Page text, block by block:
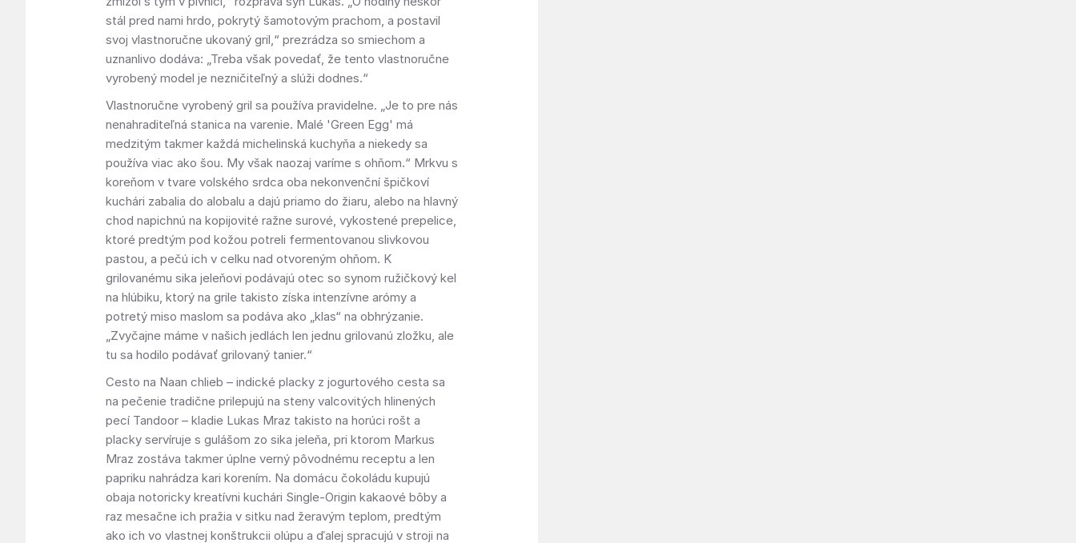
stál pred nami hrdo, pokrytý šamotovým prachom, a postavil
svoj vlastnoručne ukovaný gril,“ prezrádza so smiechom a
uznanlivo dodáva: „Treba však povedať, že tento vlastnoručne
vyrobený model je nezničiteľný a slúži dodnes.“
Vlastnoručne vyrobený gril sa používa pravidelne. „Je to pre nás
nenahraditeľná stanica na varenie. Malé 'Green Egg' má
medzitým takmer každá michelinská kuchyňa a niekedy sa
používa viac ako šou. My však naozaj varíme s ohňom.“ Mrkvu s
koreňom v tvare volského srdca oba nekonvenční špičkoví
kuchári zabalia do alobalu a dajú priamo do žiaru, alebo na hlavný
chod napichnú na kopijovité ražne surové, vykostené prepelice,
ktoré predtým pod kožou potreli fermentovanou slivkovou
pastou, a pečú ich v celku nad otvoreným ohňom. K
grilovanému sika jeleňovi podávajú otec so synom ružičkový kel
na hlúbiku, ktorý na grile takisto získa intenzívne arómy a
potretý miso maslom sa podáva ako „klas“ na obhrýzanie.
„Zvyčajne máme v našich jedlách len jednu grilovanú zložku, ale
tu sa hodilo podávať grilovaný tanier.“
Cesto na Naan chlieb – indické placky z jogurtového cesta sa
na pečenie tradične prilepujú na steny valcovitých hlinených
pecí Tandoor – kladie Lukas Mraz takisto na horúci rošt a
placky servíruje s gulášom zo sika jeleňa, pri ktorom Markus
Mraz zostáva takmer úplne verný pôvodnému receptu a len
papriku nahrádza kari korením. Na domácu čokoládu kupujú
obaja notoricky kreatívni kuchári Single-Origin kakaové bôby a
raz mesačne ich pražia v sitku nad žeravým teplom, predtým
ako ich vo vlastnej konštrukcii olúpu a ďalej spracujú v stroji na